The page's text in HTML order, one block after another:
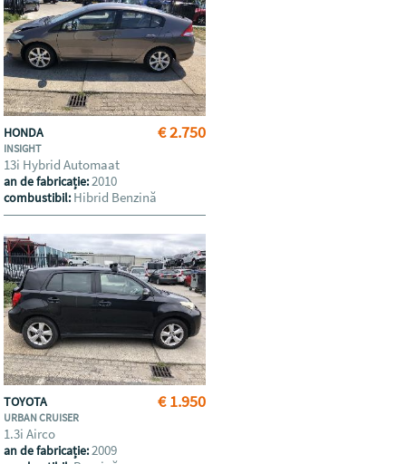
€ 2.750
HONDA
INSIGHT
13i Hybrid Automaat
an de fabricație:2010
combustibil: Hibrid Benzină
€ 1.950
TOYOTA
URBAN CRUISER
1.3i Airco
an de fabricație:2009